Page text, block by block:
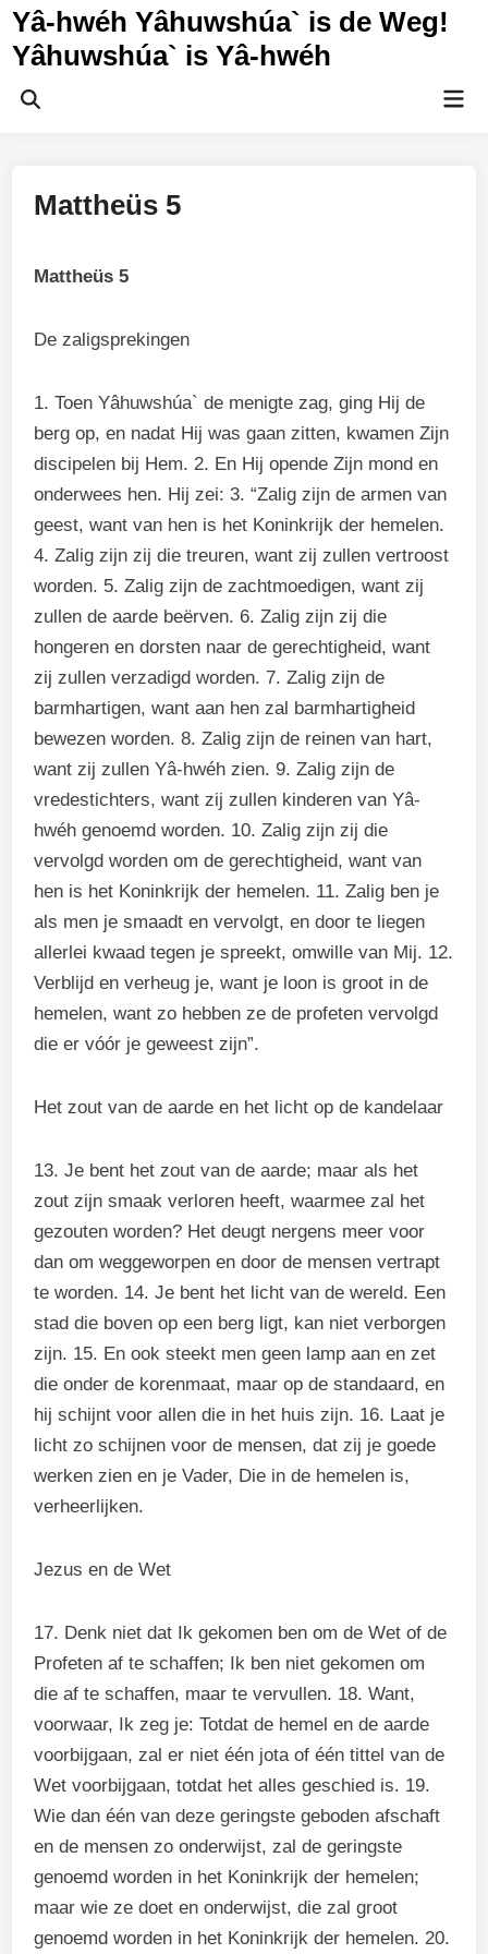
Ga
naar
inhoud
Yâ-hwéh Yâhuwshúa` is de Weg!
Yâhuwshúa` is Yâ-hwéh
Zoeken
Mattheüs 5
Mattheüs 5
De zaligsprekingen
1. Toen Yâhuwshúa` de menigte zag, ging Hij de
berg op, en nadat Hij was gaan zitten, kwamen Zijn
discipelen bij Hem. 2. En Hij opende Zijn mond en
onderwees hen. Hij zei: 3. “Zalig zijn de armen van
geest, want van hen is het Koninkrijk der hemelen.
4. Zalig zijn zij die treuren, want zij zullen vertroost
worden. 5. Zalig zijn de zachtmoedigen, want zij
zullen de aarde beërven. 6. Zalig zijn zij die
hongeren en dorsten naar de gerechtigheid, want
zij zullen verzadigd worden. 7. Zalig zijn de
barmhartigen, want aan hen zal barmhartigheid
bewezen worden. 8. Zalig zijn de reinen van hart,
want zij zullen Yâ-hwéh zien. 9. Zalig zijn de
vredestichters, want zij zullen kinderen van Yâ-
hwéh genoemd worden. 10. Zalig zijn zij die
vervolgd worden om de gerechtigheid, want van
hen is het Koninkrijk der hemelen. 11. Zalig ben je
als men je smaadt en vervolgt, en door te liegen
allerlei kwaad tegen je spreekt, omwille van Mij. 12.
Verblijd en verheug je, want je loon is groot in de
hemelen, want zo hebben ze de profeten vervolgd
die er vóór je geweest zijn”.
Het zout van de aarde en het licht op de kandelaar
13. Je bent het zout van de aarde; maar als het
zout zijn smaak verloren heeft, waarmee zal het
gezouten worden? Het deugt nergens meer voor
dan om weggeworpen en door de mensen vertrapt
te worden. 14. Je bent het licht van de wereld. Een
stad die boven op een berg ligt, kan niet verborgen
zijn. 15. En ook steekt men geen lamp aan en zet
die onder de korenmaat, maar op de standaard, en
hij schijnt voor allen die in het huis zijn. 16. Laat je
licht zo schijnen voor de mensen, dat zij je goede
werken zien en je Vader, Die in de hemelen is,
verheerlijken.
Jezus en de Wet
17. Denk niet dat Ik gekomen ben om de Wet of de
Profeten af te schaffen; Ik ben niet gekomen om
die af te schaffen, maar te vervullen. 18. Want,
voorwaar, Ik zeg je: Totdat de hemel en de aarde
voorbijgaan, zal er niet één jota of één tittel van de
Wet voorbijgaan, totdat het alles geschied is. 19.
Wie dan één van deze geringste geboden afschaft
en de mensen zo onderwijst, zal de geringste
genoemd worden in het Koninkrijk der hemelen;
maar wie ze doet en onderwijst, die zal groot
genoemd worden in het Koninkrijk der hemelen. 20.